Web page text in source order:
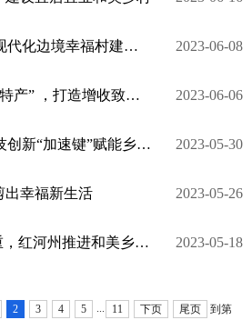
红河州科技局开展现代化边境幸福村建设工作调研 2023-06-08
红河弥勒：赋能“土特产” ，打造增收致富“新路子” 2023-06-06
红河州按下农业科技创新“加速键”赋能乡村振兴 2023-05-30
出幸福新生活 2023-05-26
“塑形”与“铸魂”并重，红河州推进和美乡村建设 2023-05-18
2 3 4 5 11 下页 尾页 到第